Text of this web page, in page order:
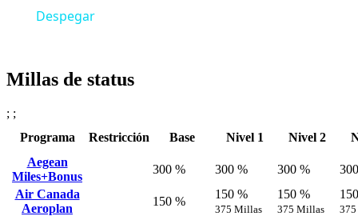
Despegar
Millas de status
; ;
Programa
Restricción Base Nivel 1 Nivel 2
Aegean
Miles+Bonus
300 % 300 % 300 %
Air Canada
Aeroplan
150 %
150 %
375 Millas
150 %
375 Millas